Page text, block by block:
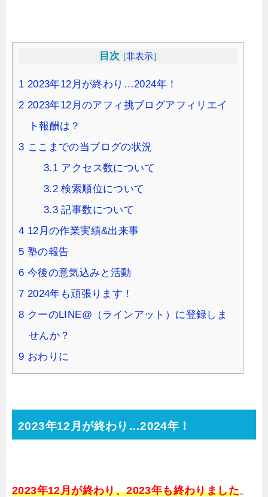
目次 [非表示]
1 2023年12月が終わり…2024年！
2 2023年12月のアフィ挑ブログアフィリエイ
ト報酬は？
3 ここまでの当ブログの状況
3.1 アクセス数について
3.2 検索順位について
3.3 記事数について
4 12月の作業実績&出来事
5 塾の報告
6 今後の意気込みと活動
7 2024年も頑張ります！
8 クーのLINE@（ラインアット）に登録しま
せんか？
9 おわりに
2023年12月が終わり…2024年！
2023年12月が終わり、2023年も終わりました。